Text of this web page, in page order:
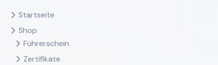
Startseite
Shop
Führerschein
Zertifikate